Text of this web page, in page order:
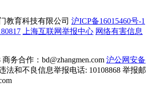
教育科技有限公司 沪ICP备16015460号-1
上海互联网举报中心 网络有害信息
务合作：bd@zhangmen.com 沪公网安备
法和不良信息举报电话: 10108868 举报邮